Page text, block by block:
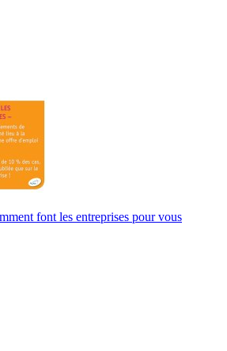
font les entreprises pour vous